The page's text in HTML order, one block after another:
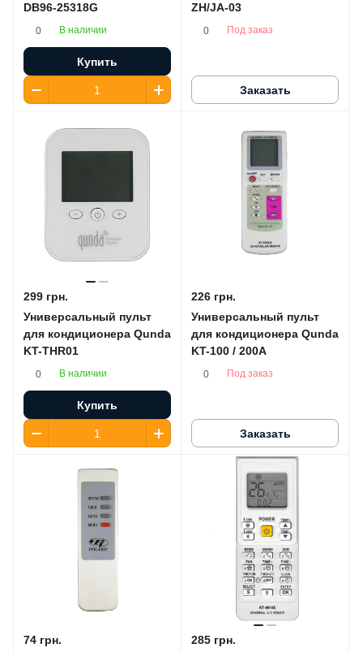
DB96-25318G
0 В наличии
Купить
ZH/JA-03
0 Под заказ
Заказать
299 грн.
Универсальный пульт
для кондиционера Qunda
KT-THR01
0 В наличии
Купить
226 грн.
Универсальный пульт
для кондиционера Qunda
KT-100 / 200A
0 Под заказ
Заказать
74 грн. 285 грн.